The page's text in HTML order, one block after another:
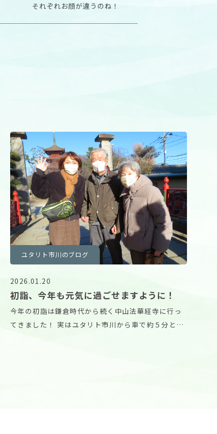
それぞれお顔が違うのね！
ユタリト市川のブログ
2026.01.20
初詣、今年も元気に過ごせますように！
今年の初詣は鎌倉時代から続く中山法華経寺に行っ
てきました！ 実はユタリト市川から車で約５分と意